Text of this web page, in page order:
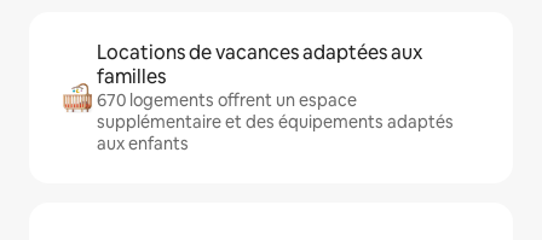
Locations de vacances adaptées aux
familles
670 logements offrent un espace
supplémentaire et des équipements adaptés
aux enfants